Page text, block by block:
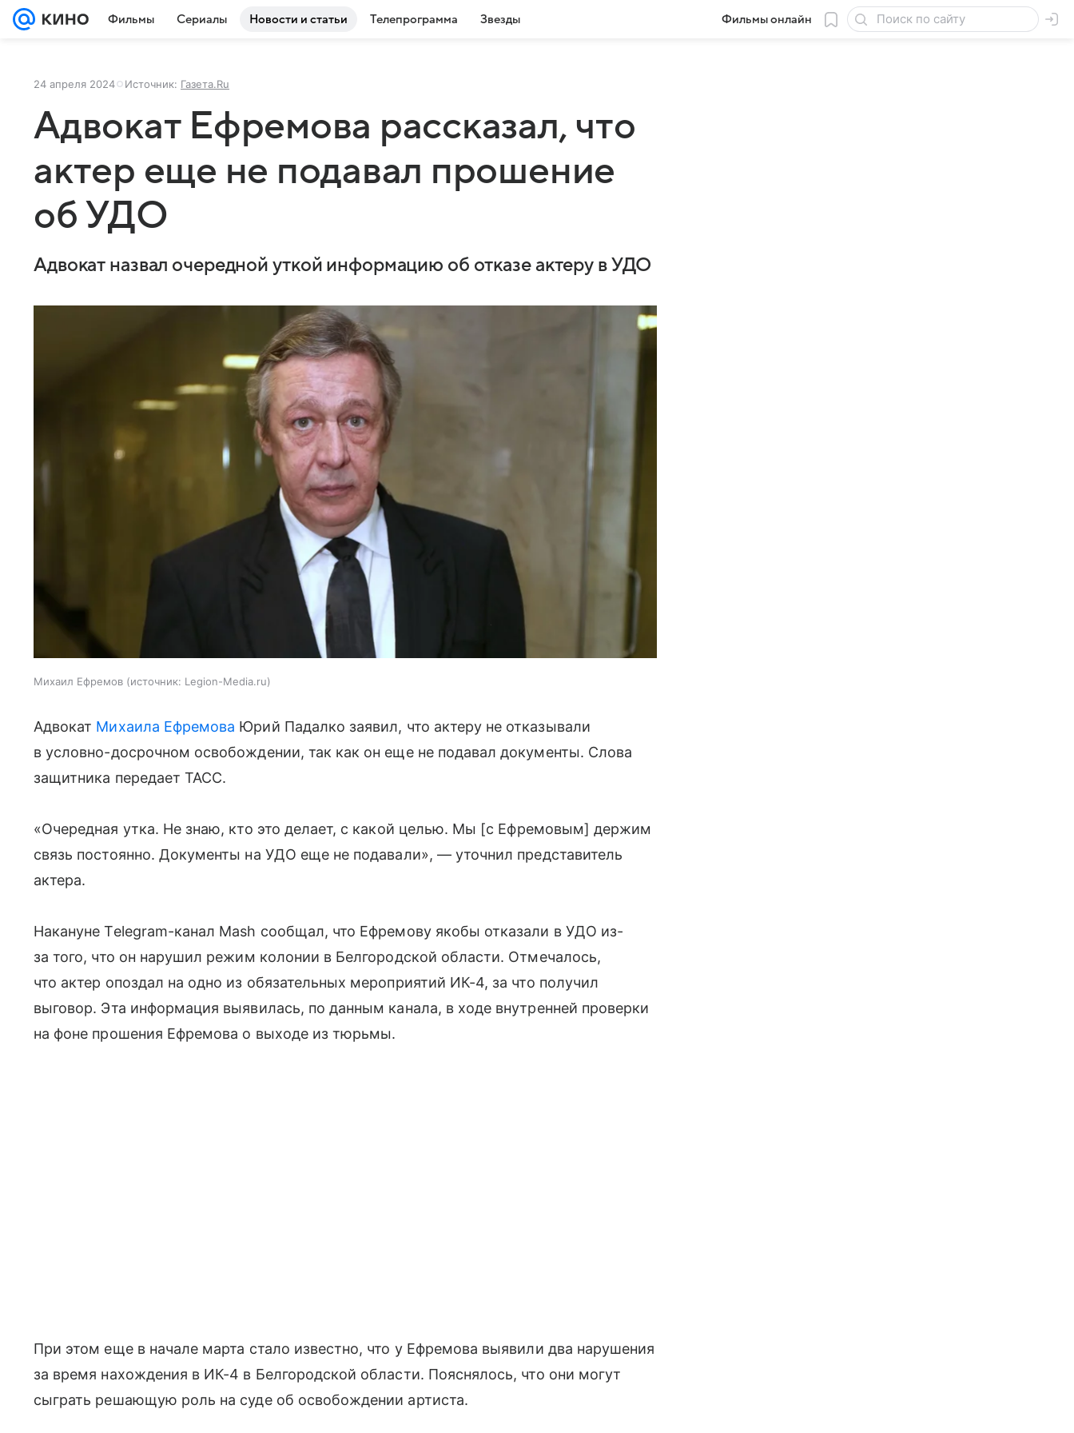
Фильмы Сериалы Новости и статьи Телепрограмма Звезды Фильмы онлайн
24 апреля 2024 Источник: Газета.Ru
Адвокат Ефремова рассказал, что
актер еще не подавал прошение
об УДО
Адвокат назвал очередной уткой информацию об отказе актеру в УДО
Михаил Ефремов источник: Legion-Media.ru
Адвокат Михаила Ефремова Юрий Падалко заявил, что актеру не отказывали
в условно-досрочном освобождении, так как он еще не подавал документы. Слова
защитника передает ТАСС.
«Очередная утка. Не знаю, кто это делает, с какой целью. Мы [с Ефремовым] держим
связь постоянно. Документы на УДО еще не подавали», — уточнил представитель
актера.
Накануне Telegram-канал Mash сообщал, что Ефремову якобы отказали в УДО из-
за того, что он нарушил режим колонии в Белгородской области. Отмечалось,
что актер опоздал на одно из обязательных мероприятий ИК-4, за что получил
выговор. Эта информация выявилась, по данным канала, в ходе внутренней проверки
на фоне прошения Ефремова о выходе из тюрьмы.
При этом еще в начале марта стало известно, что у Ефремова выявили два нарушения
за время нахождения в ИК-4 в Белгородской области. Пояснялось, что они могут
сыграть решающую роль на суде об освобождении артиста.